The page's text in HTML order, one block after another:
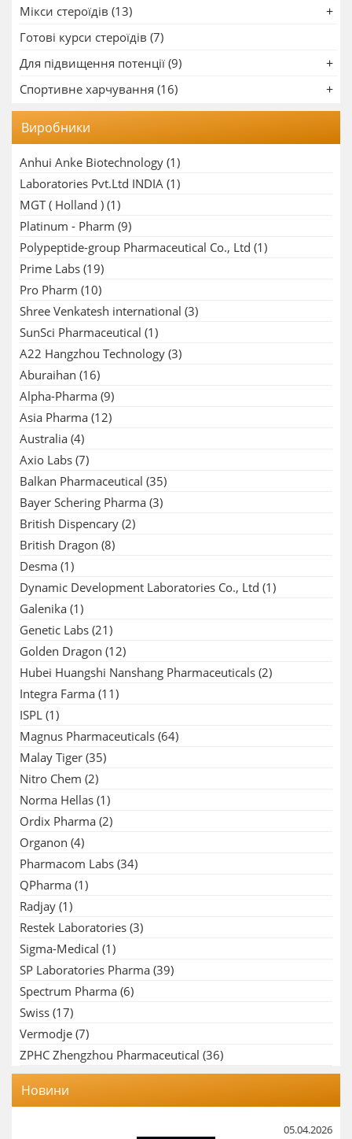
Мікси стероїдів (13)
Готові курси стероїдів (7)
Для підвищення потенції (9)
Спортивне харчування (16)
Виробники
Anhui Anke Biotechnology (1)
Laboratories Pvt.Ltd INDIA (1)
MGT ( Holland ) (1)
Platinum - Pharm (9)
Polypeptide-group Pharmaceutical Co., Ltd (1)
Prime Labs (19)
Pro Pharm (10)
Shree Venkatesh international (3)
SunSci Pharmaceutical (1)
A22 Hangzhou Technology (3)
Aburaihan (16)
Alpha-Pharma (9)
Asia Pharma (12)
Australia (4)
Axio Labs (7)
Balkan Pharmaceutical (35)
Bayer Schering Pharma (3)
British Dispencary (2)
British Dragon (8)
Desma (1)
Dynamic Development Laboratories Co., Ltd (1)
Galenika (1)
Genetic Labs (21)
Golden Dragon (12)
Hubei Huangshi Nanshang Pharmaceuticals (2)
Integra Farma (11)
ISPL (1)
Magnus Pharmaceuticals (64)
Malay Tiger (35)
Nitro Chem (2)
Norma Hellas (1)
Ordix Pharma (2)
Organon (4)
Pharmacom Labs (34)
QPharma (1)
Radjay (1)
Restek Laboratories (3)
Sigma-Medical (1)
SP Laboratories Pharma (39)
Spectrum Pharma (6)
Swiss (17)
Vermodje (7)
ZPHC Zhengzhou Pharmaceutical (36)
Новини
05.04.2026